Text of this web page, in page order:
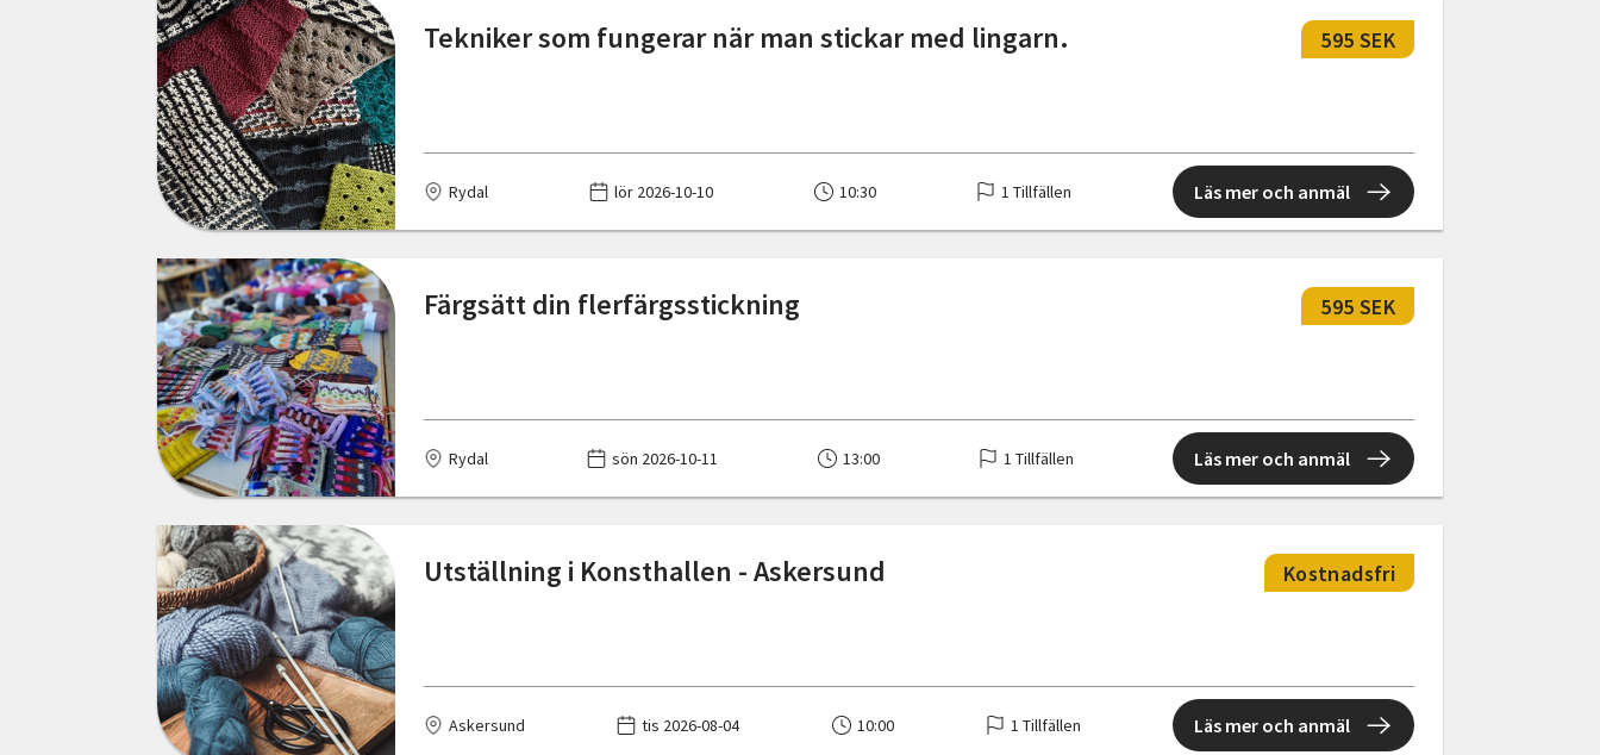
Götene
Halmstad
Hammarstrand
Haparanda
Hede
Hedemora
Hemse
Henån
Hjälteby
Hudiksvall
Hultsfred
Hunnebostrand
Huskvarna
Hyltebruk
Tekniker som fungerar när man stickar med lingarn. 595 SEK
Rydal lör 2026-10-10 10:30 1 Tillfällen Läs mer och anmäl
Färgsätt din flerfärgsstickning 595 SEK
Rydal sön 2026-10-11 13:00 1 Tillfällen Läs mer och anmäl
Utställning i Konsthallen - Askersund Kostnadsfri
Askersund tis 2026-08-04 10:00 1 Tillfällen Läs mer och anmäl